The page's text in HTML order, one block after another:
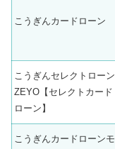
こうぎんカードローン
こうぎんセレクトローン
ZEYO【セレクトカード
ローン】
こうぎんカードローンモ